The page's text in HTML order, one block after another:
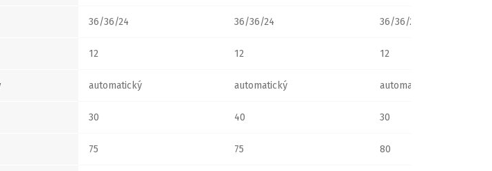
36/36/24 36/36/24 36/36/24
12 12 12
automatický automatický automatický
30 40 30
75 75 80